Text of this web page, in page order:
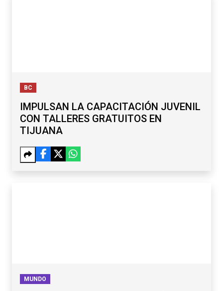
BC
IMPULSAN LA CAPACITACIÓN JUVENIL
CON TALLERES GRATUITOS EN
TIJUANA
MUNDO